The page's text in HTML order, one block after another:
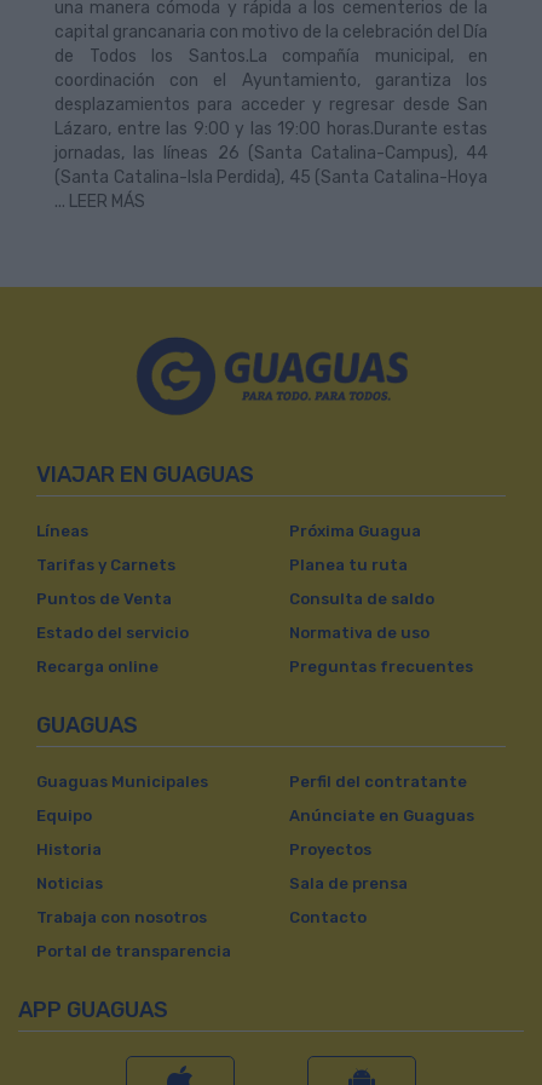
una manera cómoda y rápida a los cementerios de la
capital grancanaria con motivo de la celebración del Día
de Todos los Santos.La compañía municipal, en
coordinación con el Ayuntamiento, garantiza los
desplazamientos para acceder y regresar desde San
Lázaro, entre las 9:00 y las 19:00 horas.Durante estas
jornadas, las líneas 26 (Santa Catalina-Campus), 44
(Santa Catalina-Isla Perdida), 45 (Santa Catalina-Hoya
... LEER MÁS
VIAJAR EN GUAGUAS
Líneas
Tarifas y Carnets
Puntos de Venta
Estado del servicio
Recarga online
Próxima Guagua
Planea tu ruta
Consulta de saldo
Normativa de uso
Preguntas frecuentes
GUAGUAS
Guaguas Municipales
Equipo
Historia
Noticias
Trabaja con nosotros
Portal de transparencia
Perfil del contratante
Anúnciate en Guaguas
Proyectos
Sala de prensa
Contacto
APP GUAGUAS